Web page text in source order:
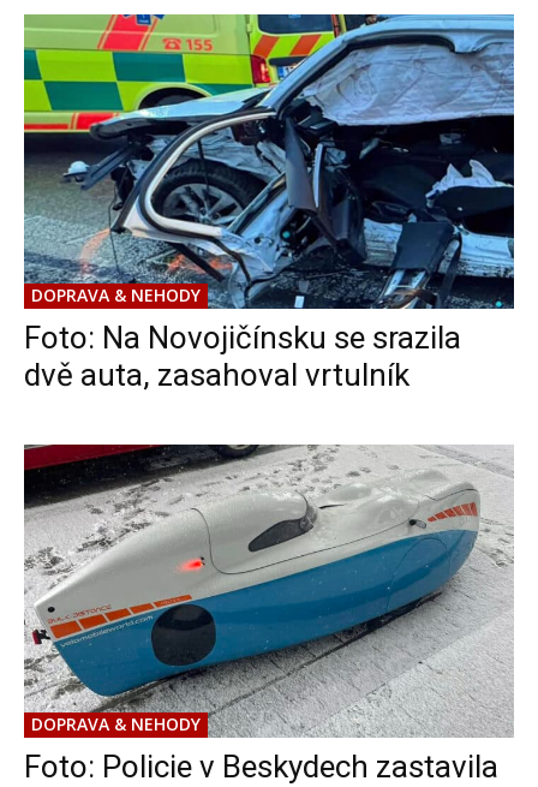
DOPRAVA & NEHODY
Foto: Na Novojičínsku se srazila
dvě auta, zasahoval vrtulník
DOPRAVA & NEHODY
Foto: Policie v Beskydech zastavila